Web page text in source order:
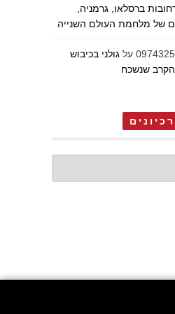
ברסלאו, גרמניה,
של מלחמת העולם השנייה
על גולני בכיבוש
שנשכח